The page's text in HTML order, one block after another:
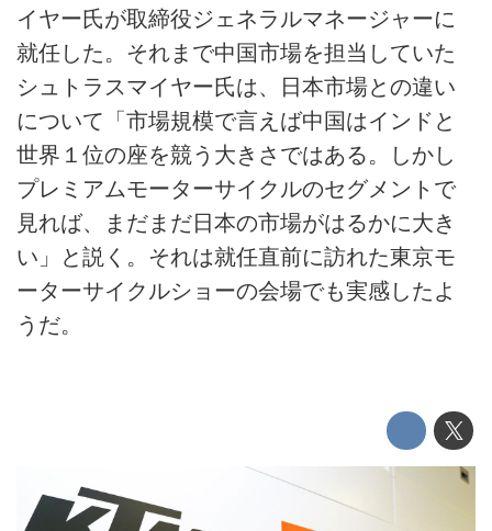
イヤー氏が取締役ジェネラルマネージャーに
就任した。それまで中国市場を担当していた
シュトラスマイヤー氏は、日本市場との違い
について「市場規模で言えば中国はインドと
世界１位の座を競う大きさではある。しかし
プレミアムモーターサイクルのセグメントで
見れば、まだまだ日本の市場がはるかに大き
い」と説く。それは就任直前に訪れた東京モ
ーターサイクルショーの会場でも実感したよ
うだ。